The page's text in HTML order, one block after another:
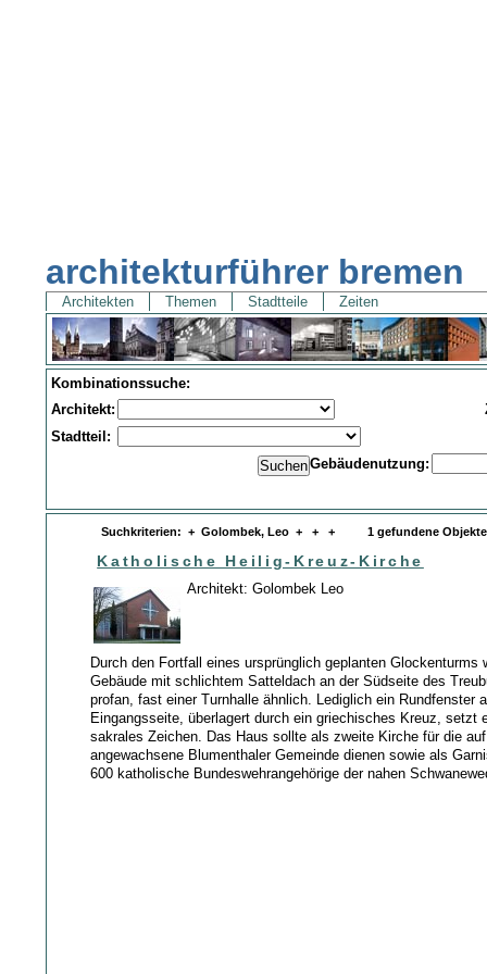
architekturführer bremen
Architekten Themen Stadtteile Zeiten
Kombinationssuche:
Architekt:
Stadtteil:
Gebäudenutzung:
Suchkriterien: + Golombek, Leo + + + 1 gefundene Objekte
Katholische Heilig-Kreuz-Kirche
Architekt: Golombek Leo
Durch den Fortfall eines ursprünglich geplanten Glockenturms
Gebäude mit schlichtem Satteldach an der Südseite des
profan, fast einer Turnhalle ähnlich. Lediglich ein Rundfenster
Eingangsseite, überlagert durch ein griechisches Kreuz, setzt
sakrales Zeichen. Das Haus sollte als zweite Kirche für die
angewachsene Blumenthaler Gemeinde dienen sowie als
600 katholische Bundeswehrangehörige der nahen